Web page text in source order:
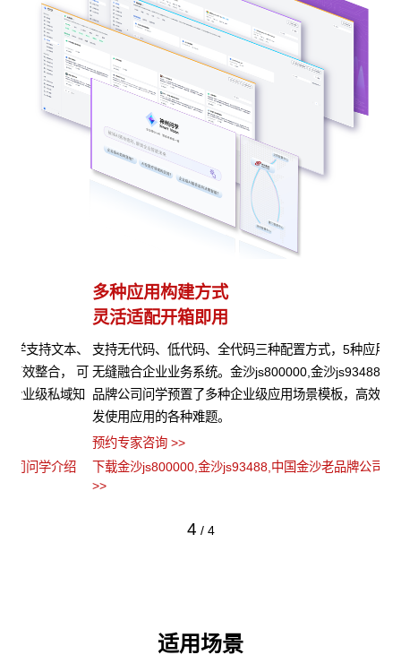
多种应用构建方式
灵活适配开箱即用
支持无代码、低代码、全代码三种配置方式，5种应用开发模式，
无缝融合企业业务系统。金沙js800000,金沙js93488,中国金沙老
品牌公司问学预置了多种企业级应用场景模板，高效解决企业开
发使用应用的各种难题。
预约专家咨询 >>
下载金沙js800000,金沙js93488,中国金沙老品牌公司问学介绍
4 / 4
适用场景